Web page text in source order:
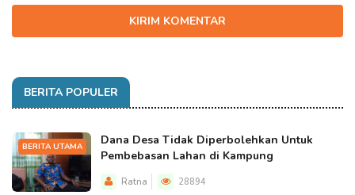
KIRIM KOMENTAR
BERITA POPULER
BERITA UTAMA
Dana Desa Tidak Diperbolehkan Untuk
Pembebasan Lahan di Kampung
Ratna 28894